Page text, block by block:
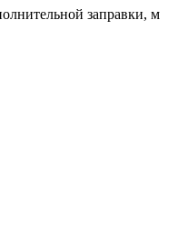
заправки, м